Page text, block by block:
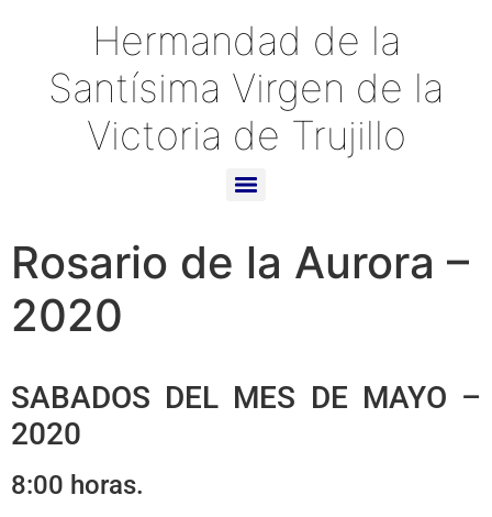
Hermandad de la
Santísima Virgen de la
Victoria de Trujillo
Rosario de la Aurora –
2020
SABADOS DEL MES DE MAYO –
2020
8:00 horas.